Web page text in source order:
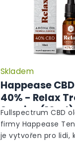
Happease
40% - Relax
Sunrise (10ml)
Skladem
Fullspectrum CBD
firmy Happease
je vytvořen pro lidi,